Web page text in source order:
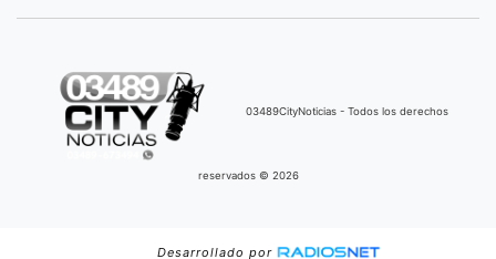
03489CityNoticias - Todos los derechos
reservados © 2026
Desarrollado por